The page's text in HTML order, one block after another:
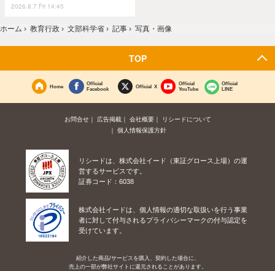
2026.8.7 Fri 14:45
ホーム › 教育行政 › 文部科学省 › 記事 › 写真・画像
TOP
Home
Official
Facebook
Official X
Official
YouTube
Official
LINE
お問合せ 広告掲載 会社概要
リシードについて
個人情報保護方針
リシードは、株式会社イード（東証グロース上場）の運
営するサービスです。
証券コード：6038
株式会社イードは、個人情報の適切な取扱いを行う事業
者に対して付与されるプライバシーマークの付与認定を
受けています。
紹介した商品/サービスを購入、契約した場合に、
売上の一部が弊社サイトに還元されることがあります。